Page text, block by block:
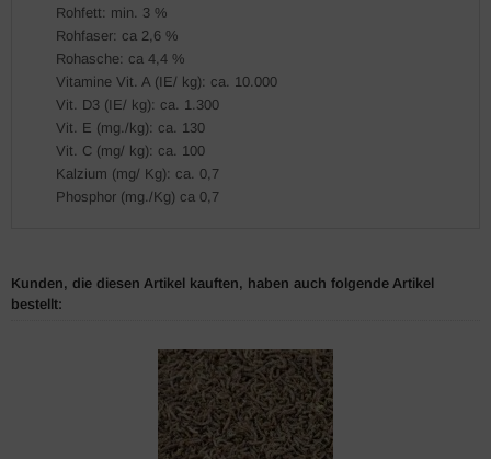
Rohfett: min. 3 %
Rohfaser: ca 2,6 %
Rohasche: ca 4,4 %
Vitamine Vit. A (IE/ kg): ca. 10.000
Vit. D3 (IE/ kg): ca. 1.300
Vit. E (mg./kg): ca. 130
Vit. C (mg/ kg): ca. 100
Kalzium (mg/ Kg): ca. 0,7
Phosphor (mg./Kg) ca 0,7
Kunden, die diesen Artikel kauften, haben auch folgende Artikel
bestellt: